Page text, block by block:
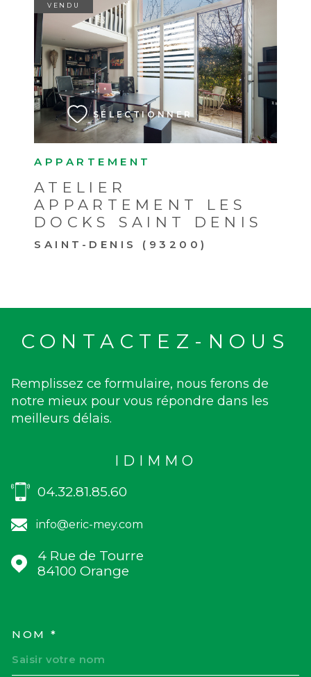
APPARTEMENT
ATELIER
APPARTEMENT LES
DOCKS SAINT DENIS
SAINT-DENIS (93200)
VENDU
SÉLECTIONNER
VOIR LE BIEN
CONTACTEZ-NOUS
Remplissez ce formulaire, nous ferons de
notre mieux pour vous répondre dans les
meilleurs délais.
IDIMMO
04.32.81.85.60
info@eric-mey.com
4 Rue de Tourre
84100
Orange
NOM *